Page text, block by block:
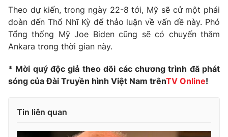
Học trực tuyến
Hitech Công nghệ tương lai
Sản phẩm
Tư vấn
Giao lưu trực tuyến
Emagazine
Theo dự kiến, trong ngày 22-8 tới, Mỹ sẽ cử một phái
đoàn đến Thổ Nhĩ Kỳ để thảo luận về vấn đề này. Phó
Tổng thống Mỹ Joe Biden cũng sẽ có chuyến thăm
Ankara trong thời gian này.
* Mời quý độc giả theo dõi các chương trình đã phát
sóng của Đài Truyền hình Việt Nam trênTV Online!
Tin liên quan